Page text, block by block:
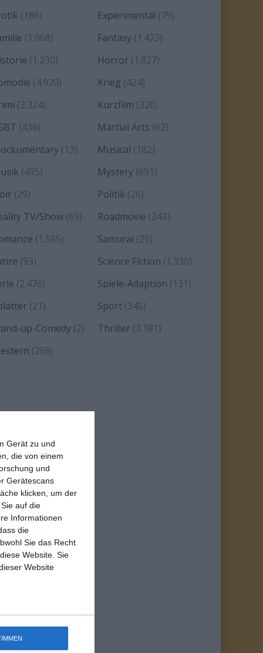
Gerät zu und
die von einem
und
Gerätescans
klicken, um der
auf die
Informationen
die
Sie das Recht
Website. Sie
Website
(186) Experimental (79)
(1.068) Fantasy(1.473)
(1.230) Horror(1.827)
(4.920) Krieg (424)
(3.324) Kurzfilm (320)
(436) Martial Arts (62)
(13) Musical (182)
(495) Mystery(691)
(29) Politik (26)
TV/Show (69) Roadmovie (243)
(1.585) Samurai (29)
(93) Science Fiction (1.330)
(2.476) Spiele-Adaption (131)
(21) Sport(345)
up-Comedy (2) Thriller(3.181)
(269)